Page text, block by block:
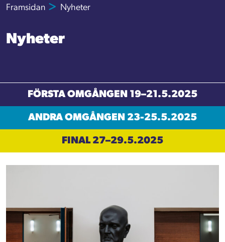
Framsidan Nyheter
Nyheter
FÖRSTA OMGÅNGEN 19–21.5.2025
ANDRA OMGÅNGEN 23-25.5.2025
FINAL 27–29.5.2025